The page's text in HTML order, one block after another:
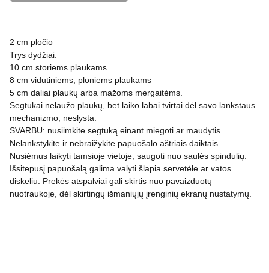
2 cm pločio
Trys dydžiai:
10 cm storiems plaukams
8 cm vidutiniems, ploniems plaukams
5 cm daliai plaukų arba mažoms mergaitėms.
Segtukai nelaužo plaukų, bet laiko labai tvirtai dėl savo lankstaus
mechanizmo, neslysta.
SVARBU: nusiimkite segtuką einant miegoti ar maudytis.
Nelankstykite ir nebraižykite papuošalo aštriais daiktais.
Nusiėmus laikyti tamsioje vietoje, saugoti nuo saulės spindulių.
Išsitepusį papuošalą galima valyti šlapia servetėle ar vatos
diskeliu. Prekės atspalviai gali skirtis nuo pavaizduotų
nuotraukoje, dėl skirtingų išmaniųjų įrenginių ekranų nustatymų.